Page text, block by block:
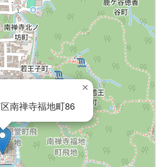
南禅寺福地町86
×